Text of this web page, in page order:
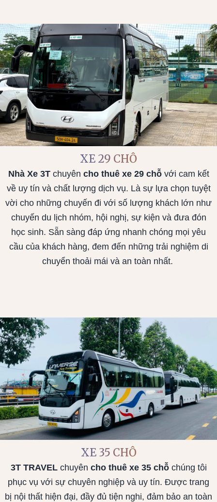
XE 29 CHỖ
Nhà Xe 3Tchuyên cho thuê xe 29 chỗvới cam kết
về uy tín và chất lượng dịch vụ. Là sự lựa chọn tuyệt
vời cho những chuyến đi với số lượng khách lớn như
chuyến du lịch nhóm, hội nghị, sự kiện và đưa đón
học sinh. Sẵn sàng đáp ứng nhanh chóng mọi yêu
cầu của khách hàng, đem đến những trải nghiệm di
chuyển thoải mái và an toàn nhất.
XE 35 CHỖ
3T TRAVELchuyên cho thuê xe 35 chỗ chúng tôi
phục vụ với sự chuyên nghiệp và uy tín. Được trang
bị nội thất hiện đại, đầy đủ tiện nghi, đảm bảo an toàn